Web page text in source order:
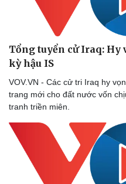
Tổng tuyển cử Iraq:
kỳ hậu IS
VOV.VN - Các cử tri Iraq hy
trang mới cho đất nước vốn
tranh triền miên.